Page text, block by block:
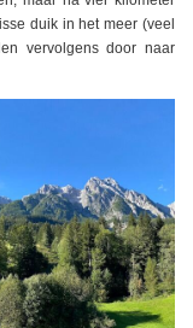
duik in het meer (veel
vervolgens door naar